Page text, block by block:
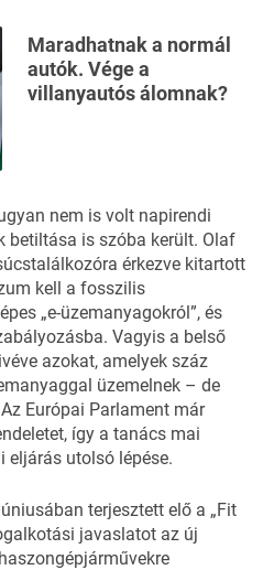
Maradhatnak a normál
autók. Vége a
villanyautós álomnak?
nem is volt napirendi
betiltása is szóba került. Olaf
érkezve kitartott
kell a fosszilis
„e-üzemanyagokról”, és
Vagyis a belső
azokat, amelyek száz
üzemelnek – de
Európai Parlament már
így a tanács mai
eljárás utolsó lépése.
terjesztett elő a „Fit
javaslatot az új